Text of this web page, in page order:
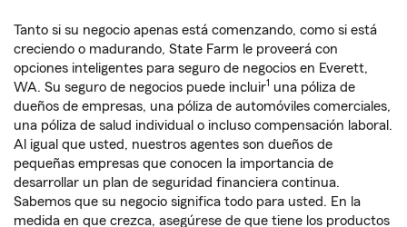
Tanto si su negocio apenas está comenzando, como si está
creciendo o madurando, State Farm le proveerá con
opciones inteligentes para seguro de negocios en Everett,
WA. Su seguro de negocios puede incluir1 una póliza de
dueños de empresas, una póliza de automóviles comerciales,
una póliza de salud individual o incluso compensación laboral.
Al igual que usted, nuestros agentes son dueños de
pequeñas empresas que conocen la importancia de
desarrollar un plan de seguridad financiera continua.
Sabemos que su negocio significa todo para usted. En la
medida en que crezca, asegúrese de que tiene los productos